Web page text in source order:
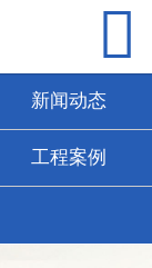

新闻动态
工程案例